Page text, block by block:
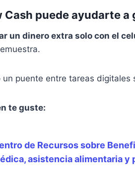
Cash puede ayudarte
un dinero extra solo con el
un puente entre tareas digitales
te guste:
de Recursos sobre
asistencia alimentaria y